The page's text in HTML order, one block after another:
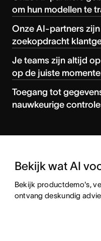
om hun modellen te
Onze AI-partners
zoekopdracht
Je teams zijn altijd
op de juiste
Toegang tot
nauwkeurige
Bekijk wat AI
Bekijk productdemo's,
ontvang deskundig